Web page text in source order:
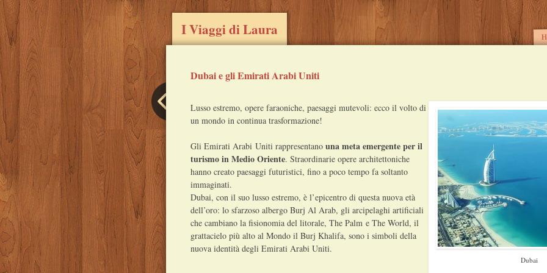
I Viaggi di Laura
Dubai e gli Emirati Arabi Uniti
Dubai
Lusso estremo, opere faraoniche, paesaggi mutevoli: ecco il volto di
un mondo in continua trasformazione!
Gli Emirati Arabi Uniti rappresentano una meta emergente per il
turismo in Medio Oriente. Straordinarie opere architettoniche
hanno creato paesaggi futuristici, fino a poco tempo fa soltanto
immaginati.
Dubai, con il suo lusso estremo, è l’epicentro di questa nuova età
dell’oro: lo sfarzoso albergo Burj Al Arab, gli arcipelaghi artificiali
che cambiano la fisionomia del litorale, The Palm e The World, il
grattacielo più alto al Mondo il Burj Khalifa, sono i simboli della
nuova identità degli Emirati Arabi Uniti.
Post
navigation